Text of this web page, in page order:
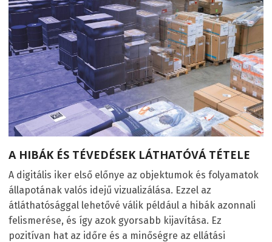
A HIBÁK ÉS TÉVEDÉSEK LÁTHATÓVÁ TÉTELE
A digitális iker első előnye az objektumok és folyamatok
állapotának valós idejű vizualizálása. Ezzel az
átláthatósággal lehetővé válik például a hibák azonnali
felismerése, és így azok gyorsabb kijavítása. Ez
pozitívan hat az időre és a minőségre az ellátási